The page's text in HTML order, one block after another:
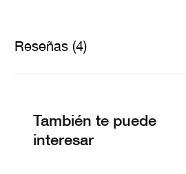
Reseñas (4)
También te puede
interesar